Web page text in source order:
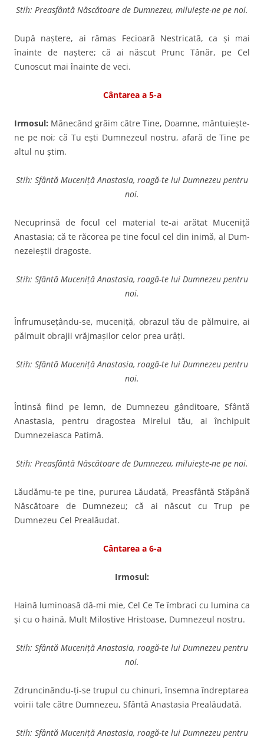
Stih: Preasfântă Născătoare de Dumnezeu, miluieşte-ne pe noi.
După naştere, ai rămas Fecioară Nestricată, ca şi mai
înainte de naştere; că ai născut Prunc Tânăr, pe Cel
Cunoscut mai înainte de veci.
Cântarea a 5-a
Irmosul: Mânecând grăim către Tine, Doamne, mântuieşte-
ne pe noi; că Tu eşti Dumnezeul nostru, afară de Tine pe
altul nu ştim.
Stih: Sfântă Muceniță Anastasia, roagă-te lui Dumnezeu pentru
noi.
Necuprinsă de focul cel ma­terial te-ai arătat Muceniţă
Anastasia; că te răcorea pe tine focul cel din inimă, al Dum­
nezeieştii dragoste.
Stih: Sfântă Muceniță Anastasia, roagă-te lui Dumnezeu pentru
noi.
Înfrumuseţându-se, muceniţă, obrazul tău de pălmuire, ai
pălmuit obrajii vrăjmaşilor celor prea urâţi.
Stih: Sfântă Muceniță Anastasia, roagă-te lui Dumnezeu pentru
noi.
Întinsă fiind pe lemn, de Dumnezeu gânditoare, Sfântă
Anasta­sia, pentru dragostea Mirelui tău, ai închipuit
Dumnezeiasca Patimă.
Stih: Preasfântă Născătoare de Dumnezeu, miluieşte-ne pe noi.
Lăudămu-te pe tine, pururea Lăudată, Preasfântă Stăpână
Născătoare de Dumnezeu; că ai născut cu Trup pe
Dumnezeu Cel Prealăudat.
Cântarea a 6-a
Irmosul:
Haină luminoasă dă-mi mie, Cel Ce Te îmbraci cu lumina ca
şi cu o haină, Mult Milostive Hristoase, Dumnezeul nostru.
Stih: Sfântă Muceniță Anastasia, roagă-te lui Dumnezeu pentru
noi.
Zdruncinându-ţi-se trupul cu chinuri, însemna îndrepta­rea
voirii tale către Dumnezeu, Sfântă Anastasia Prealăudată.
Stih: Sfântă Muceniță Anastasia, roagă-te lui Dumnezeu pentru